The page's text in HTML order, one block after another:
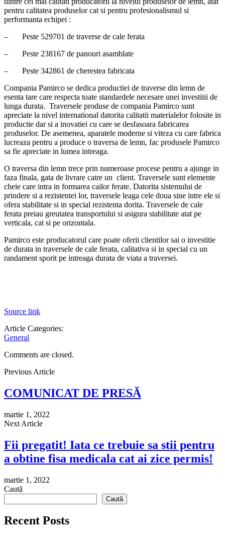
pentru calitatea produselor cat si pentru profesionalismul si
performanta echipei :
– Peste 529701 de traverse de cale ferata
– Peste 238167 de panouri asamblate
– Peste 342861 de cherestea fabricata
Compania Pamirco se dedica productiei de traverse din lemn de
esenta tare care respecta toate standardele necesare unei investitii de
lunga durata. Traversele produse de compania Pamirco sunt
apreciate la nivel international datorita calitatii materialelor folosite in
productie dar si a inovatiei cu care se desfasoara fabricarea
produselor. De asemenea, aparatele moderne si viteza cu care fabrica
lucreaza pentru a produce o traversa de lemn, fac produsele Pamirco
sa fie apreciate in lumea intreaga.
O traversa din lemn trece prin numeroase procese pentru a ajunge in
faza finala, gata de livrare catre un client. Traversele sunt elemente
cheie care intra in formarea cailor ferate. Datorita sistemului de
prindere si a rezistentei lor, traversele leaga cele doua sine intre ele si
ofera stabilitate si in special rezistenta dorita. Traversele de cale
ferata preiau greutatea transportului si asigura stabilitate atat pe
verticala, cat si pe orizontala.
Pamirco este producatorul care poate oferii clientilor sai o investitie
de durata in traversele de cale ferata, calitativa si in special cu un
randament sporit pe intreaga durata de viata a traversei.
Source link
Article Categories:
General
Comments are closed.
Previous Article
COMUNICAT DE PRESĂ
martie 1, 2022
Next Article
Fii pregatit! Iata ce trebuie sa stii pentru
a obtine fisa medicala cat ai zice permis!
martie 1, 2022
Caută
Caută
Recent Posts